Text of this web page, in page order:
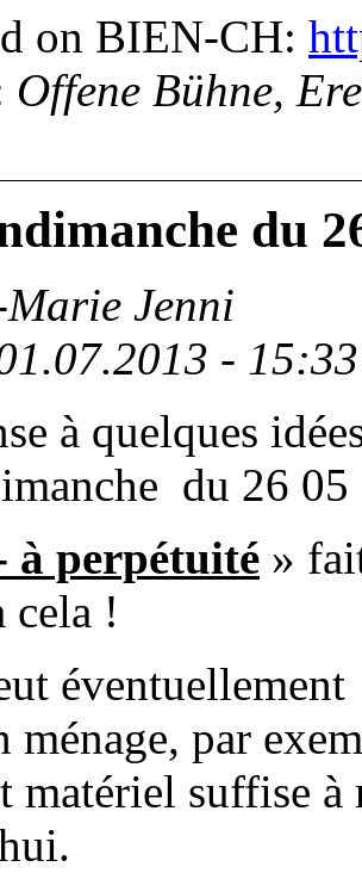
on BIEN-CH:
Offene Bühne,
du
Marie Jenni
- 15:33
à quelques
du 26 05
à perpétuité »
cela !
ménage, par
matériel suffise